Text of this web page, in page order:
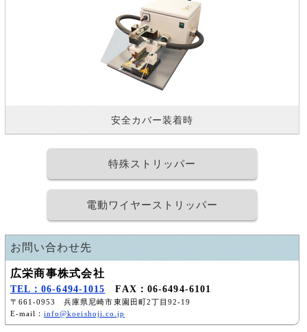
安全カバー装着時
特殊ストリッパー
電動ワイヤーストリッパー
お問い合わせ先
広栄商事株式会社
TEL：06-6494-1015 FAX：06-6494-6101
〒661-0953 兵庫県尼崎市東園田町2丁目92-19
E-mail：info@koeishoji.co.jp